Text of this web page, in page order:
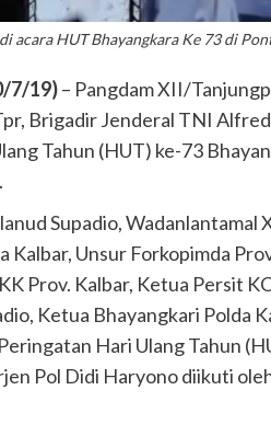
acara HUT Bhayangkara Ke 73 di
7/19)– Pangdam XII/
Brigadir Jenderal TNI
Tahun (HUT) ke-73
Supadio, Wadanlantamal
Unsur Forkopimda
Prov. Kalbar, Ketua Persit
Ketua Bhayangkari Polda
Hari Ulang Tahun
Pol Didi Haryono diikuti